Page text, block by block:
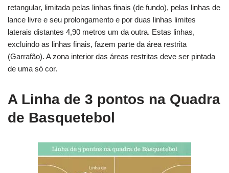
retangular, limitada pelas linhas finais (de fundo), pelas linhas de
lance livre e seu prolongamento e por duas linhas limites
laterais distantes 4,90 metros um da outra. Estas linhas,
excluindo as linhas finais, fazem parte da área restrita
(Garrafão). A zona interior das áreas restritas deve ser pintada
de uma só cor.
A Linha de 3 pontos na Quadra
de Basquetebol